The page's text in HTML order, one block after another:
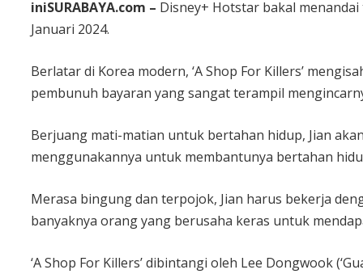
iniSURABAYA.com – Disney+ Hotstar bakal
Januari 2024.
Berlatar di Korea modern, ‘A Shop For Killers’
pembunuh bayaran yang sangat terampil
Berjuang mati-matian untuk bertahan hidup, Jian
menggunakannya untuk membantunya bertahan
Merasa bingung dan terpojok, Jian harus bekerja
banyaknya orang yang berusaha keras untuk
‘A Shop For Killers’ dibintangi oleh Lee Dongwook